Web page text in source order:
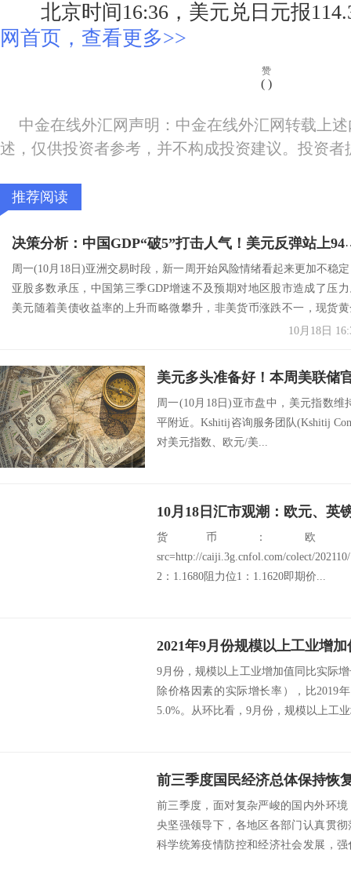
北京时间16:36，美元兑日元报
网首页，查看更多>>
赞
( )
中金在线外汇网声明：中金在线外汇网转载上
述，仅供投资者参考，并不构成投资建议。投资
推荐阅读
决策分析：中国GDP“
周一(10月18日)亚洲交易时段，新一周开始风险情绪看起来更加不稳
亚股多数承压，中国第三季GDP增速不及预期对地区股市造成了压
美元随着美债收益率的上升而略微攀升，非美货币涨跌不一，现货
10月18日
周一(10月18日)亚市盘中，美元指数维
平附近。Kshitij咨询服务团队(Kshitij
对美元指数、欧元/美...
10月18日汇市观潮：欧元、英
货币：
src=http://caiji.3g.cnfol.com/colect/
2：1.1680阻力位1：1.1620即期价...
2021年9月份规模以上工业增
9月份，规模以上工业增加值同比实际
除价格因素的实际增长率），比2019
5.0%。从环比看，9月份，规模以上工
前三季度国民经济总体保持恢
前三季度，面对复杂严峻的国内外环
央坚强领导下，各地区各部门认真贯
科学统筹疫情防控和经济社会发展，